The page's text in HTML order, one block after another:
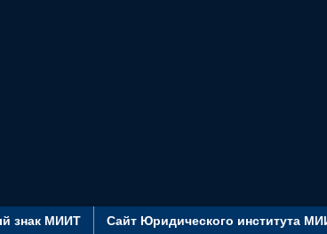
знак МИИТ Сайт Юридического института